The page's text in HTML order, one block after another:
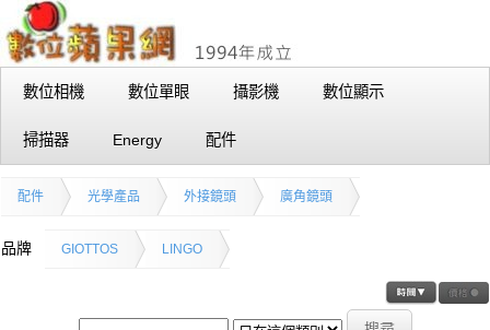
數位相機 數位單眼 攝影機 數位顯示
掃描器 Energy 配件
配件 光學產品 外接鏡頭 廣角鏡頭
品牌 GIOTTOS LINGO